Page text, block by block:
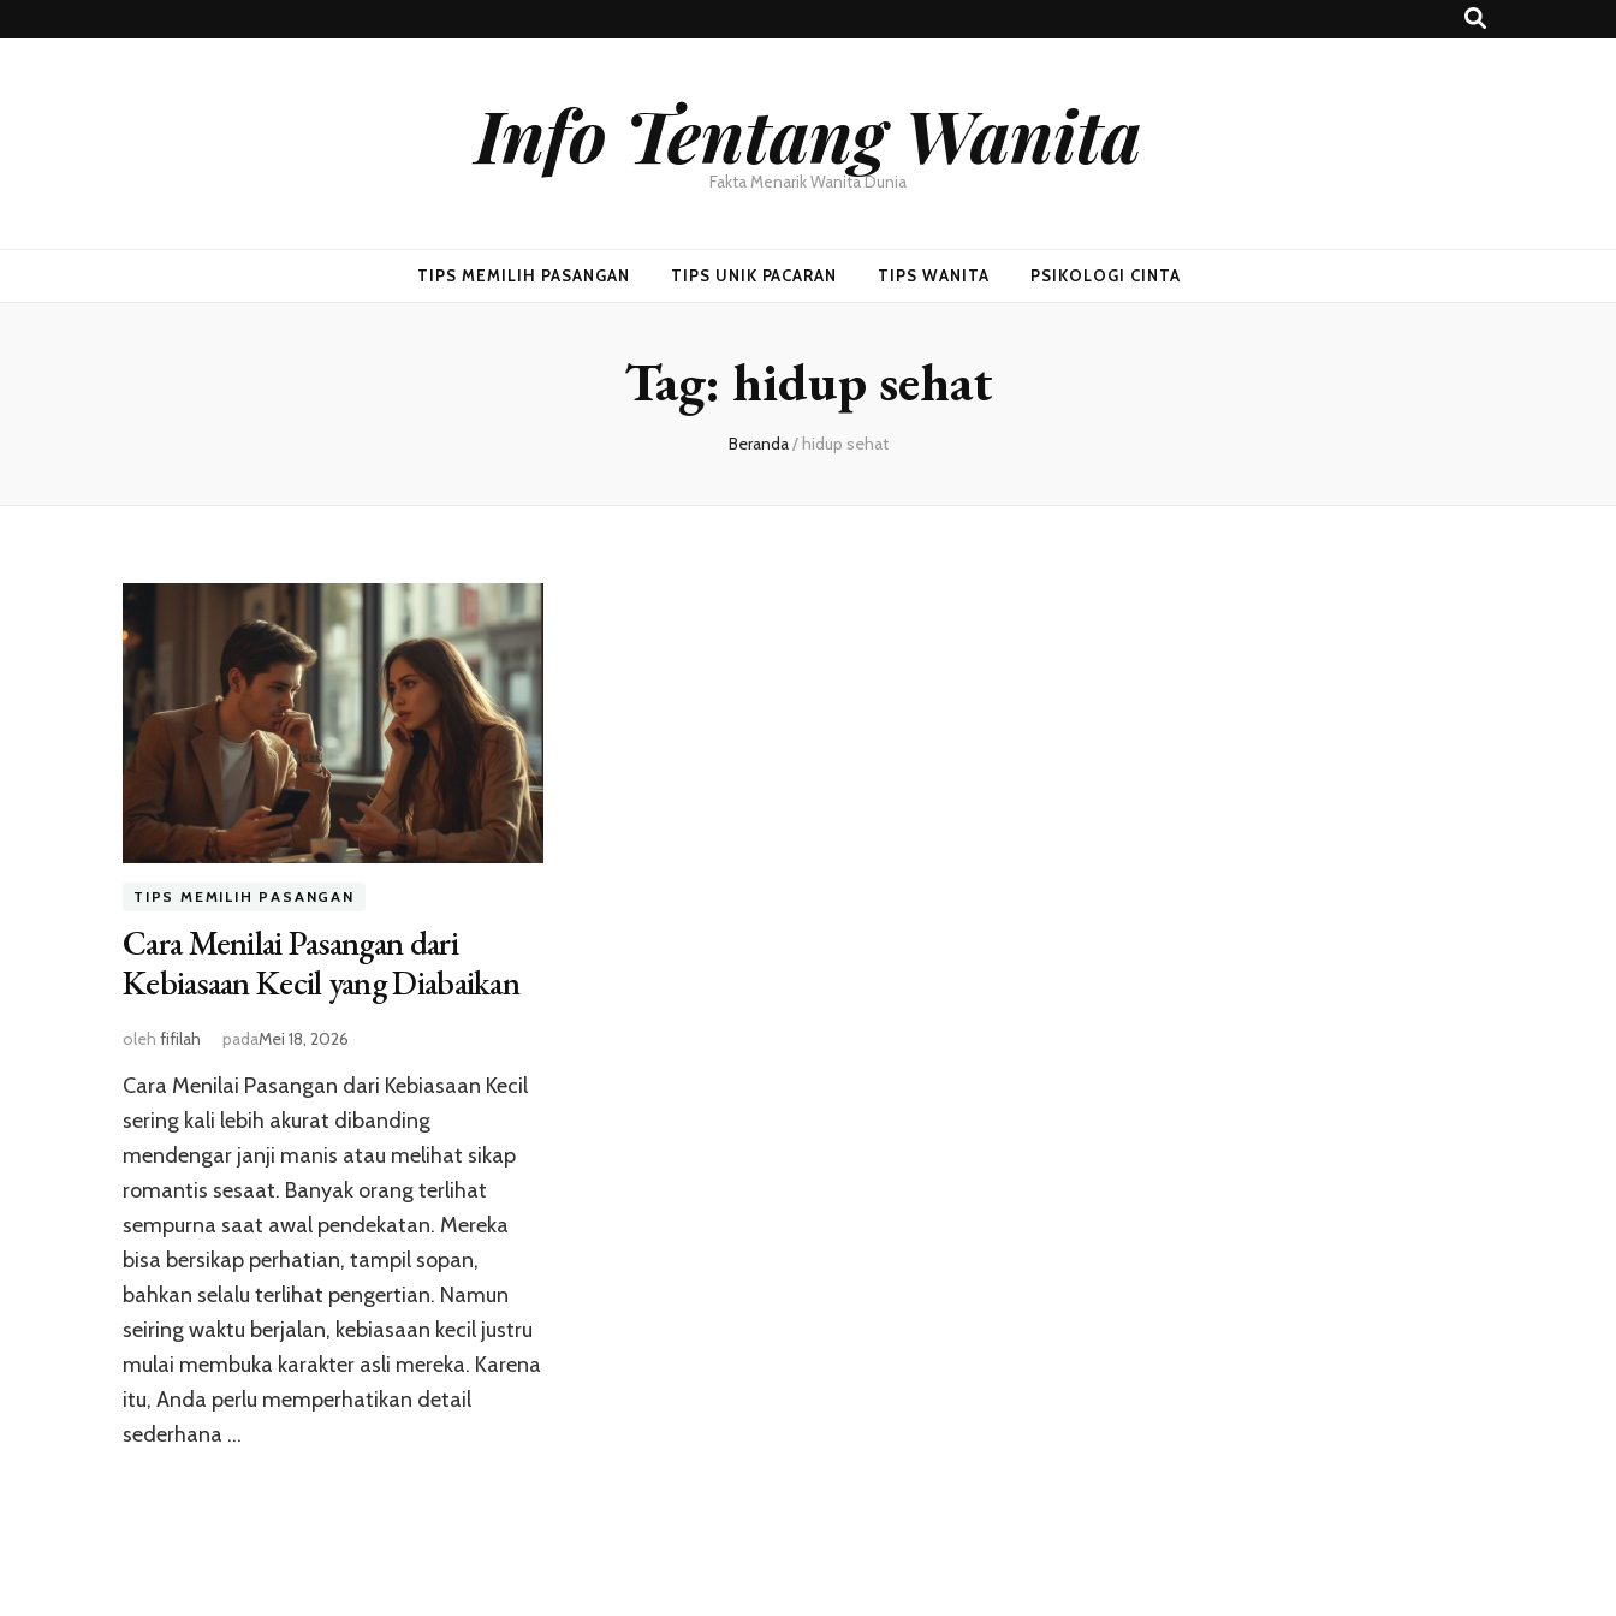
Info Tentang Wanita
Fakta Menarik Wanita Dunia
TIPS MEMILIH PASANGAN TIPS UNIK PACARAN TIPS WANITA PSIKOLOGI CINTA
Tag: hidup sehat
Beranda/ hidup sehat
TIPS MEMILIH PASANGAN
Cara Menilai Pasangan dari
Kebiasaan Kecil yang Diabaikan
oleh fifilah padaMei 18, 2026
Cara Menilai Pasangan dari Kebiasaan Kecil
sering kali lebih akurat dibanding
mendengar janji manis atau melihat sikap
romantis sesaat. Banyak orang terlihat
sempurna saat awal pendekatan. Mereka
bisa bersikap perhatian, tampil sopan,
bahkan selalu terlihat pengertian. Namun
seiring waktu berjalan, kebiasaan kecil justru
mulai membuka karakter asli mereka. Karena
itu, Anda perlu memperhatikan detail
sederhana …